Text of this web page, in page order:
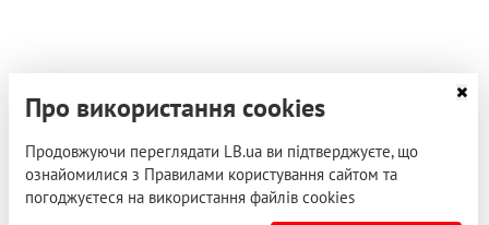
Про використання cookies
Продовжуючи переглядати LB.ua ви підтверджуєте, що
ознайомилися з Правилами користування сайтом та
погоджуєтеся на використання файлів cookies